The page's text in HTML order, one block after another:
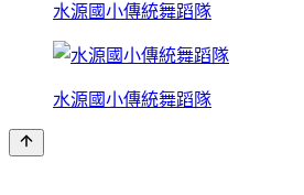
水源國小傳統舞蹈隊
水源國小傳統舞蹈隊